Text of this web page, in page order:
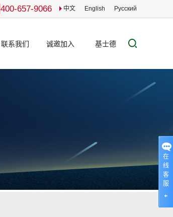
400-657-9066 中文 English Pусский
联系我们 诚邀加入 基士德
在
线
客
服